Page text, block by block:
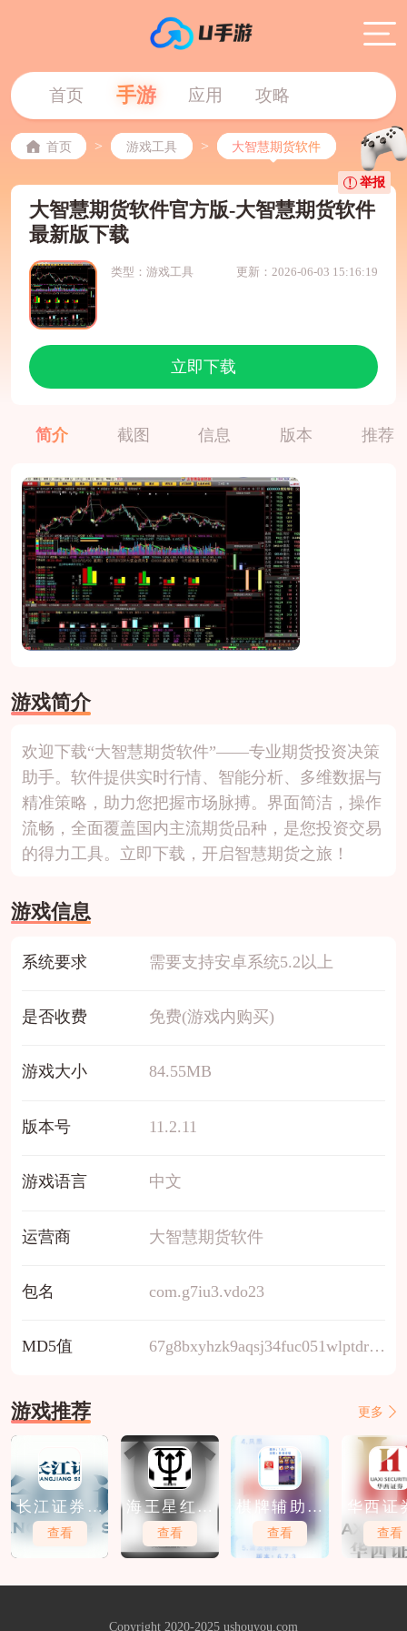
首页 手游 应用 攻略
首页 > 游戏工具 > 大智慧期货软件
大智慧期货软件官方版-大智慧期货软件
最新版下载
类型：游戏工具 更新：2026-06-03 15:16:19
立即下载
举报
简介 截图 信息 版本 推荐
游戏简介
欢迎下载“大智慧期货软件”——专业期货投资决策
助手。软件提供实时行情、智能分析、多维数据与
精准策略，助力您把握市场脉搏。界面简洁，操作
流畅，全面覆盖国内主流期货品种，是您投资交易
的得力工具。立即下载，开启智慧期货之旅！
游戏信息
系统要求 需要支持安卓系统5.2以上
是否收费 免费(游戏内购买)
游戏大小 84.55MB
版本号 11.2.11
游戏语言 中文
运营商 大智慧期货软件
包名 com.g7iu3.vdo23
MD5值 67g8bxyhzk9aqsj34fuc051wlptdrevm
游戏推荐 更多
长江证券免
费软件下载
查看
海王星红包
软件下载
查看
棋牌辅助软
件免费下载
查看
华西证
件免费
查看
Copyright 2020-2025 ushouyou.com